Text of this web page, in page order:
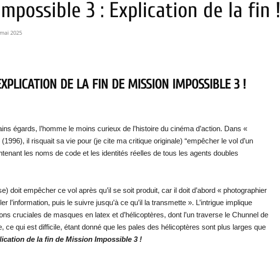
3 : Explication de la fin !
2025
DE LA FIN DE MISSION IMPOSSIBLE 3 !
égards, l’homme le moins curieux de l’histoire du cinéma d’action. Dans «
il risquait sa vie pour (je cite ma critique originale) “empêcher le vol d’un
les noms de code et les identités réelles de tous les agents doubles
doit empêcher ce vol après qu’il se soit produit, car il doit d’abord « photographier
l’information, puis le suivre jusqu’à ce qu’il la transmette ». L’intrigue implique
cruciales de masques en latex et d’hélicoptères, dont l’un traverse le Chunnel de
ce qui est difficile, étant donné que les pales des hélicoptères sont plus larges que
de la fin de Mission Impossible 3 !